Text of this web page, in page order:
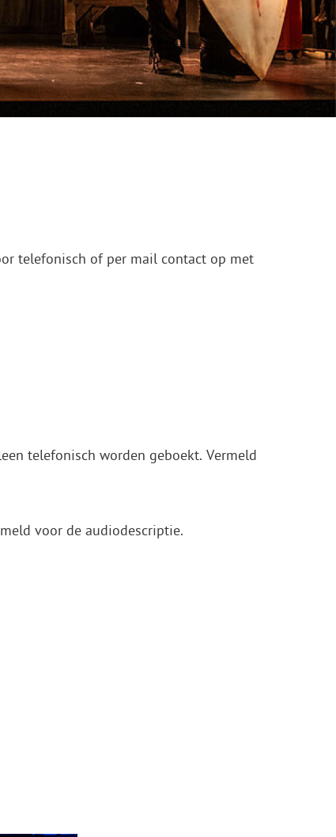
telefonisch of per mail contact op met
telefonisch worden geboekt. Vermeld
voor de audiodescriptie.